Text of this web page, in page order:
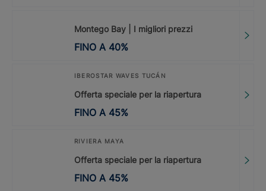
Montego Bay | I migliori prezzi
FINO A 40%
IBEROSTAR WAVES TUCÁN
Offerta speciale per la riapertura
FINO A 45%
RIVIERA MAYA
Offerta speciale per la riapertura
FINO A 45%